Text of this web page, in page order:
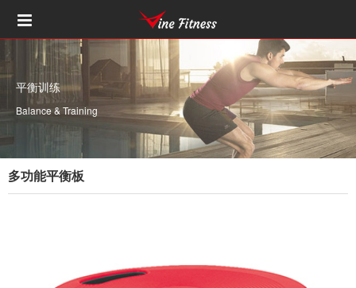
平衡训练
Balance & Training
多功能平衡板